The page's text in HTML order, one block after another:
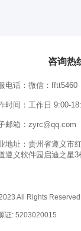
咨询热
电话：微信：fftt5460
时间：工作日 9:00-
邮箱：zyrc@qq.com
地址：贵州省遵义市
遵义软件园启迪之星3
All Rights
证: 5203020015